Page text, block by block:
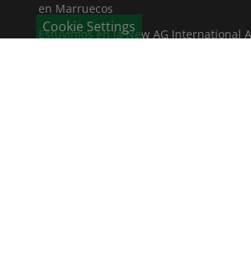
en Marruecos
Estuvimos en la New AG International
Cookie Settings